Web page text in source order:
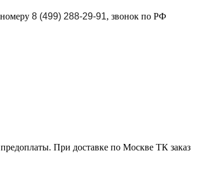
8 (499) 288-29-91, звонок по РФ
При доставке по Москве ТК заказ